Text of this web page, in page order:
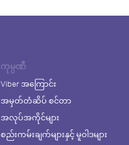
ကုမ္ပဏီ
Viber အကြောင်း
အမှတ်တံဆိပ် စင်တာ
အလုပ်အကိုင်များ
စည်းကမ်းချက်များနှင့် မူဝါဒများ